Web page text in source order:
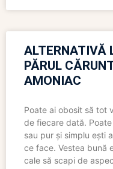
ALTERNATIVĂ
PĂRUL
AMONIAC
Poate ai obosit să tot
de fiecare dată.
sau pur și simplu ești
ce face. Vestea bună
cale să scapi de